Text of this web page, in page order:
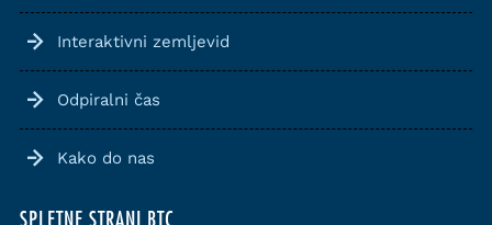
Interaktivni zemljevid
Odpiralni čas
Kako do nas
SPLETNE STRANI BTC